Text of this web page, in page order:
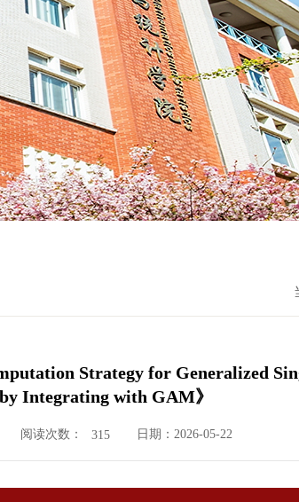
Strategy for Generalized
Integrating with GAM》
阅读次数： 315 日期：2026-05-22